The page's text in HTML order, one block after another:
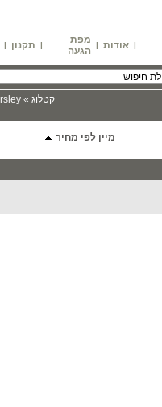
| אודות |
מפת
הגעה
| תקנון |
קטלוג » Dorling Kindersley
מיין לפי מחיר